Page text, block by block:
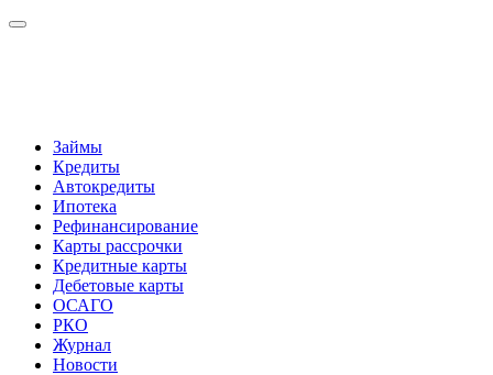
Займы
Кредиты
Автокредиты
Ипотека
Рефинансирование
Карты рассрочки
Кредитные карты
Дебетовые карты
ОСАГО
РКО
Журнал
Новости